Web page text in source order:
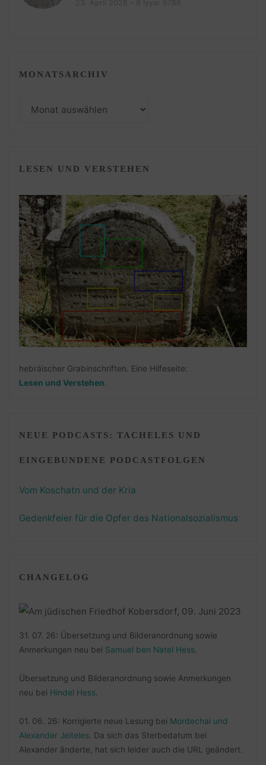
MONATSARCHIV
LESEN UND VERSTEHEN
hebräischer Grabinschriften. Eine Hilfeseite:
Lesen und Verstehen
NEUE PODCASTS: TACHELES UND
EINGEBUNDENE PODCASTFOLGEN
Vom Koschatn und der Kria
Gedenkfeier für die Opfer des Nationalsozialismus
CHANGELOG
31. 07. 26: Übersetzung und Bilderanordnung sowie
Anmerkungen neu bei Samuel ben Natel Hess
Übersetzung und Bilderanordnung sowie Anmerkungen
neu bei Hindel Hess
01. 06. 26: Korrigierte neue Lesung bei Mordechai und
Alexander Jeiteles . Da sich das Sterbedatum bei
Alexander änderte, hat sich leider auch die URL geändert.